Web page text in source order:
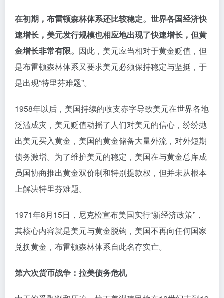
在初期，布雷顿森林体系还比较稳定。世界各国经济快
速增长，美元发行规模也相应地出现了快速增长，但黄
金增长非常有限。 因此，美元应当相对于黄金贬值，但
是布雷顿森林体系又要求美元必须保持稳定与坚挺，于
是出现“特里芬难题”。
1958年以后，美国持续的收支赤字导致美元在世界各地
泛滥成灾，美元贬值动摇了人们对美元的信心，纷纷抛
出美元买入黄金，美国的黄金储备大量外流，对外短期
债务激增。为了维护美元的稳定，美国在与黄金总库成
员国协商推出黄金双价制和特别提款权，但并未从根本
上解决特里芬难题。
1971年8月15日，尼克松宣布美国实行“新经济政策”，
其核心内容就是美元与黄金脱钩，美国不再向任何国家
兑换黄金，布雷顿森林体系自此名存实亡。
第六次货币战争：拉美债务危机